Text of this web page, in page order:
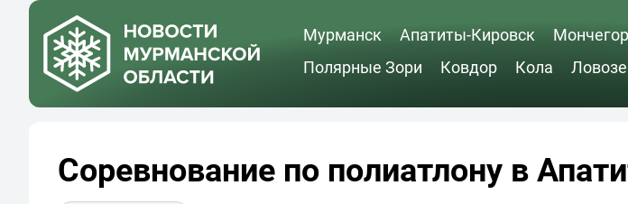
Мурманск Апатиты-Кировск
Полярные Зори
Ковдор Кола
Соревнование по полиатлону в